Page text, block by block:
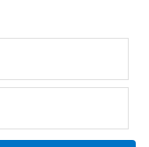
Купить
электрический